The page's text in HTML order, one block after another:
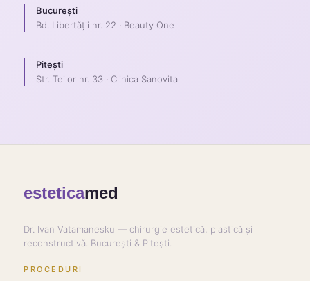
București
Bd. Libertății nr. 22 · Beauty One
Pitești
Str. Teilor nr. 33 · Clinica Sanovital
esteticamed
Dr. Ivan Vatamanesku — chirurgie estetică, plastică și
reconstructivă. București & Pitești.
PROCEDURI